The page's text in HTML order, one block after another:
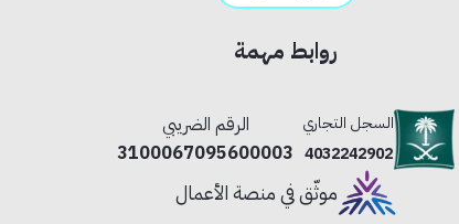
على الحائط.
روابط مهمة
السجل التجاري
4032242902
الرقم الضريبي
3100067095600003
موثّق في منصة الأعمال